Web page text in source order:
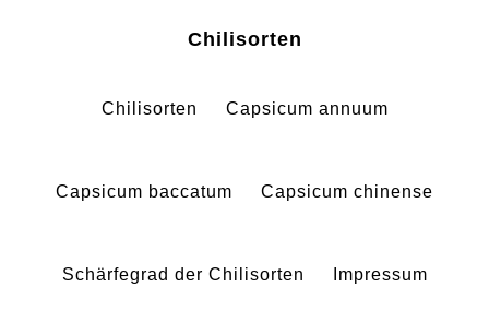
Chilisorten
Chilisorten Capsicum annuum
Capsicum baccatum Capsicum chinense
Schärfegrad der Chilisorten Impressum